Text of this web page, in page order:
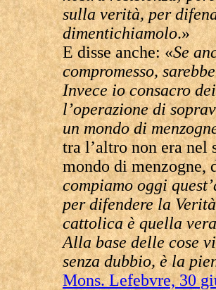
sulla verità, per
dimentichiamolo.»
E disse anche: «Se
compromesso,
Invece io consacro
l’operazione di
un mondo di
tra l’altro non era nel
mondo di
compiamo oggi
per difendere la
cattolica è quella
Alla base delle cose
senza dubbio, è la
Mons. Lefebvre, 30